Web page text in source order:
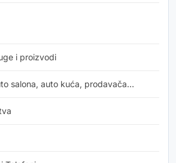
i proizvodi
salona, auto kuća, prodavača…